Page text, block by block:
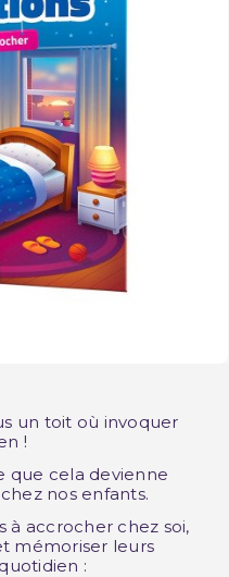
un toit où invoquer
!
que cela devienne
nos enfants.
à accrocher chez soi,
mémoriser leurs
: